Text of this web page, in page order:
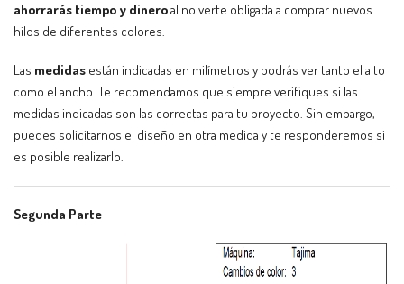
ahorrarás tiempo y dineroal no verte obligada a comprar nuevos
hilos de diferentes colores.
Las medidas están indicadas en milímetros y podrás ver tanto el alto
como el ancho. Te recomendamos que siempre verifiques si las
medidas indicadas son las correctas para tu proyecto. Sin embargo,
puedes solicitarnos el diseño en otra medida y te responderemos si
es posible realizarlo.
Segunda Parte